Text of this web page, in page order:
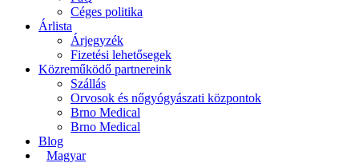
Céges politika
Árlista
Árjegyzék
Fizetési lehetősegek
Közreműködő partnereink
Szállás
Orvosok és nőgyógyászati központok
Brno Medical
Brno Medical
Blog
Magyar